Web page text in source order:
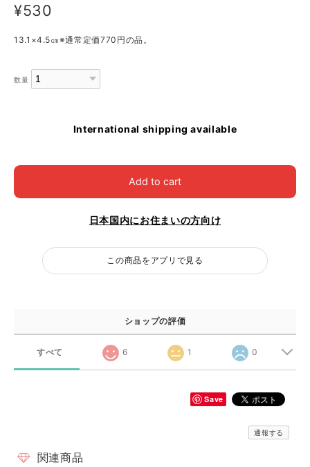
¥530
13.1×4.5㎝※通常定価770円の品。
数量
International shipping available
Add to cart
日本国内にお住まいの方向け
この商品をアプリで見る
ショップの評価
すべて 6 1 0
Save
通報する
関連商品